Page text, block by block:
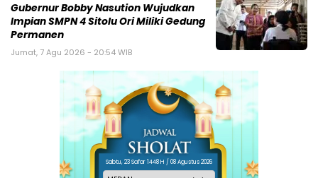
Gubernur Bobby Nasution Wujudkan
Impian SMPN 4 Sitolu Ori Miliki Gedung
Permanen
Jumat, 7 Agu 2026 - 20:54 WIB
Sabtu, 23 Safar 1448 H / 08 Agustus 2026